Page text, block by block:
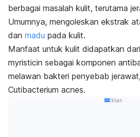
berbagai masalah kulit, terutama
Umumnya, mengoleskan ekstrak
dan madu pada kulit.
Manfaat untuk kulit didapatkan
myristicin sebagai komponen
melawan bakteri penyebab
Cutibacterium acnes.
Iklan